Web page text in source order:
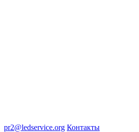
pr2@ledservice.org Контакты